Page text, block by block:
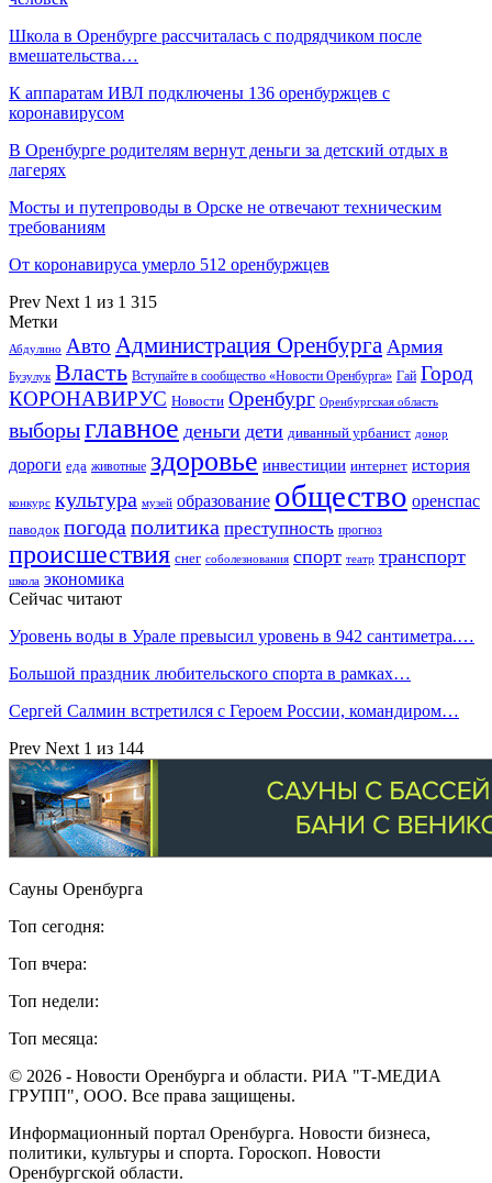
Школа в Оренбурге рассчиталась с подрядчиком после
вмешательства…
К аппаратам ИВЛ подключены 136 оренбуржцев с
коронавирусом
В Оренбурге родителям вернут деньги за детский отдых в
лагерях
Мосты и путепроводы в Орске не отвечают техническим
требованиям
От коронавируса умерло 512 оренбуржцев
Prev Next 1 из 1 315
Метки
Абдулино Авто Администрация Оренбурга Армия
Бузулук Власть Вступайте в сообщество «Новости Оренбурга» Гай Город
КОРОНАВИРУС Новости Оренбург Оренбургская область
выборыглавное деньги дети диванный урбанист донор
дороги еда животные здоровье инвестиции интернет история
конкурс культура музей образование общество оренспас
паводок погода политика преступность прогноз
происшествия снег соболезнования спорт театр транспорт
школа экономика
Сейчас читают
Уровень воды в Урале превысил уровень в 942 сантиметра.…
Большой праздник любительского спорта в рамках…
Сергей Салмин встретился с Героем России, командиром…
Prev Next 1 из 144
Сауны Оренбурга
Топ сегодня:
Топ вчера:
Топ недели:
Топ месяца:
© 2026 - Новости Оренбурга и области. РИА "Т-МЕДИА
ГРУПП", ООО. Все права защищены.
Информационный портал Оренбурга. Новости бизнеса,
политики, культуры и спорта. Гороскоп. Новости
Оренбургской области.